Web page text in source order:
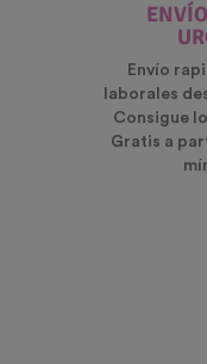
Envío
laborales
Consigue
Gratis a